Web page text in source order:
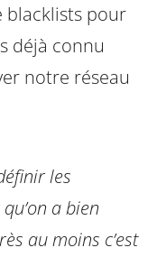
blacklists pour
déjà connu
notre réseau
les
a bien
au moins c’est